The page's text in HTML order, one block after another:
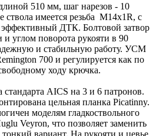
510 мм, шаг нарезов - 10
имеется резьба M14x1R, с
эффективный ДТК. Болтовой затвор
углом поворота рукояти в 90
и стабильную работу. УСМ
700 и регулируется как по
ходу крючка.
стандарта AICS на 3 и 6 патронов.
цельная планка Picatinny.
моделям гладкоствольного
Veyron, что позволяет заменить
вариант. На рукояти и цевье